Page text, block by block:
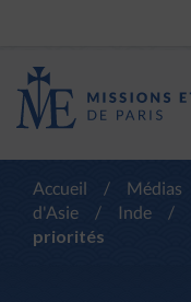
Accueil / Médias
d'Asie
/ Inde /
priorités